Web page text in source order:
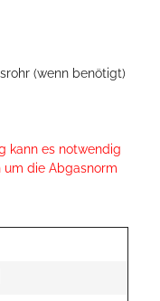
(wenn benötigt)
kann es notwendig
um die Abgasnorm